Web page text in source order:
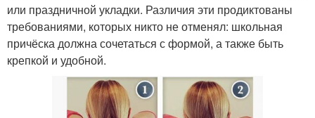
или праздничной укладки. Различия эти продиктованы
требованиями, которых никто не отменял: школьная
причёска должна сочетаться с формой, а также быть
крепкой и удобной.